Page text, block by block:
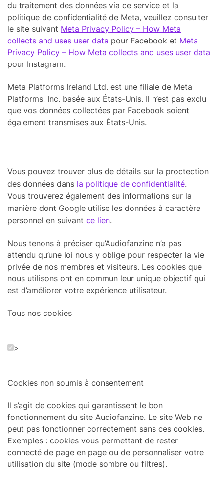
du traitement des données via ce service et la
politique de confidentialité de Meta, veuillez consulter
le site suivant Meta Privacy Policy – How Meta
collects and uses user data pour Facebook et Meta
Privacy Policy – How Meta collects and uses user data
pour Instagram.
Meta Platforms Ireland Ltd. est une filiale de Meta
Platforms, Inc. basée aux États-Unis. Il n’est pas exclu
que vos données collectées par Facebook soient
également transmises aux États-Unis.
Vous pouvez trouver plus de détails sur la proctection
des données dans la politique de confidentialité.
Vous trouverez également des informations sur la
manière dont Google utilise les données à caractère
personnel en suivant ce lien.
Nous tenons à préciser qu’Audiofanzine n’a pas
attendu qu’une loi nous y oblige pour respecter la vie
privée de nos membres et visiteurs. Les cookies que
nous utilisons ont en commun leur unique objectif qui
est d’améliorer votre expérience utilisateur.
Tous nos cookies
>
Cookies non soumis à consentement
Il s’agit de cookies qui garantissent le bon
fonctionnement du site Audiofanzine. Le site Web ne
peut pas fonctionner correctement sans ces cookies.
Exemples : cookies vous permettant de rester
connecté de page en page ou de personnaliser votre
utilisation du site (mode sombre ou filtres).